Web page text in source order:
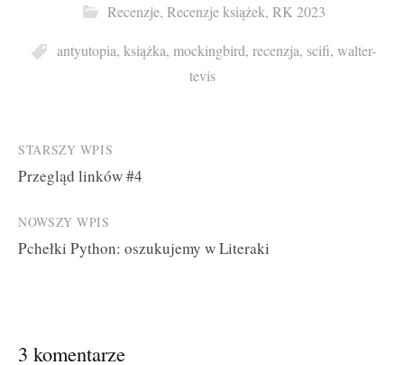
Recenzje, Recenzje książek, RK 2023
antyutopia, książka, mockingbird, recenzja, scifi, walter-
tevis
Post
navigation
STARSZY WPIS
Przegląd linków #4
NOWSZY WPIS
Pchełki Python: oszukujemy w Literaki
3 komentarze